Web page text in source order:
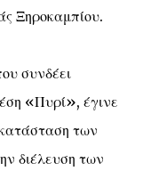
Ξηροκαμπίου.
συνδέει
«Πυρί», έγινε
των
διέλευση των